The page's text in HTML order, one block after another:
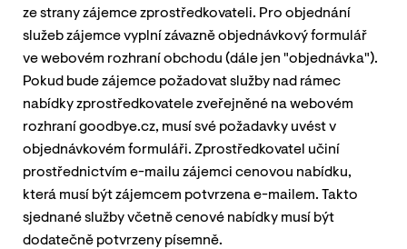
ze strany zájemce zprostředkovateli. Pro objednání
služeb zájemce vyplní závazně objednávkový formulář
ve webovém rozhraní obchodu (dále jen "objednávka").
Pokud bude zájemce požadovat služby nad rámec
nabídky zprostředkovatele zveřejněné na webovém
rozhraní goodbye.cz, musí své požadavky uvést v
objednávkovém formuláři. Zprostředkovatel učiní
prostřednictvím e-mailu zájemci cenovou nabídku,
která musí být zájemcem potvrzena e-mailem. Takto
sjednané služby včetně cenové nabídky musí být
dodatečně potvrzeny písemně.